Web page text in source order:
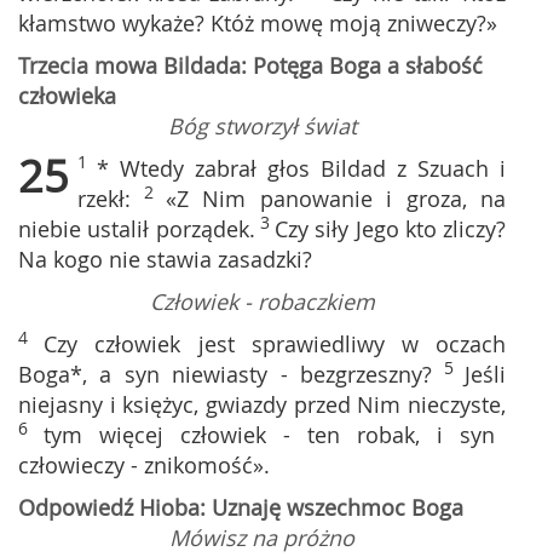
kłamstwo wykaże? Któż mowę moją zniweczy?»
Trzecia mowa Bildada: Potęga Boga a słabość
człowieka
Bóg stworzył świat
25 1* Wtedy zabrał głos Bildad z Szuach i
rzekł: 2 «Z Nim panowanie i groza, na
niebie ustalił porządek. 3 Czy siły Jego kto zliczy?
Na kogo nie stawia zasadzki?
Człowiek - robaczkiem
4 Czy człowiek jest sprawiedliwy w oczach
Boga*, a syn niewiasty - bezgrzeszny? 5 Jeśli
niejasny i księżyc, gwiazdy przed Nim nieczyste,
6 tym więcej człowiek - ten robak, i syn
człowieczy - znikomość».
Odpowiedź Hioba: Uznaję wszechmoc Boga
Mówisz na próżno